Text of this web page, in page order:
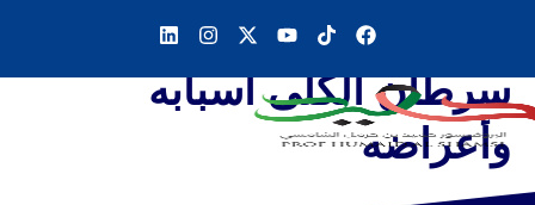
سرطان الكلى أسبابه
وأعراضه